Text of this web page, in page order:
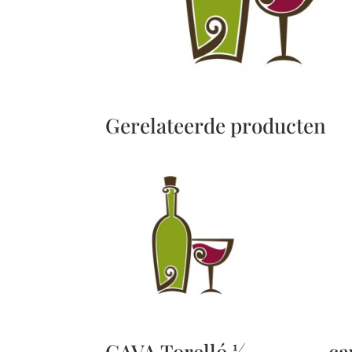
Gerelateerde producten